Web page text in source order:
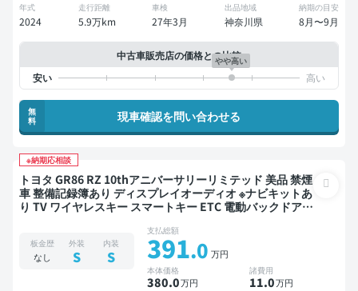
年式
2024
走行距離
5.9万km
車検
27年3月
出品地域
神奈川県
納期の目安
8月〜9月
中古車販売店の価格との比較
やや高い
無
料
現車確認を問い合わせる
※納期応相談
トヨタ GR86 RZ 10thアニバーサリーリミテッド 美品 禁煙
車 整備記録簿あり ディスプレイオーディオ ※ナビキットあ
り TV ワイヤレスキー スマートキー ETC 電動バックドア
板金歴
なし
外装
S
内装
S
支払総額
391.0 万円
本体価格
380.0万円
諸費用
11.0万円